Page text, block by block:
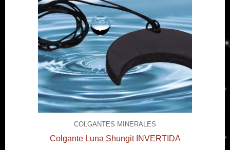
COLGANTES MINERALES
Colgante Luna Shungit INVERTIDA